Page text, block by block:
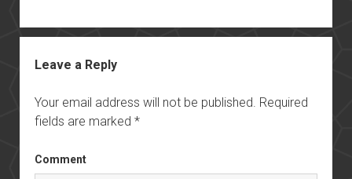
Leave a Reply
Your email address will not be published. Required
fields are marked *
Comment